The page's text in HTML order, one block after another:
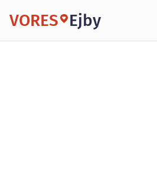
VORES Ejby